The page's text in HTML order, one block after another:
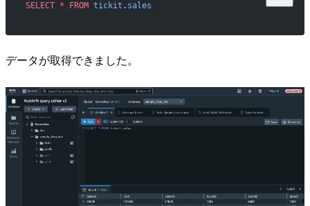
SELECT * FROM tickit . sales
データが取得できました。